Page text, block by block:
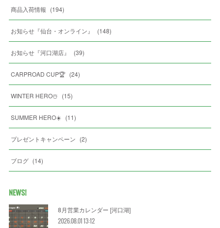
商品入荷情報 (194)
お知らせ『仙台・オンライン』 (148)
お知らせ『河口湖店』 (39)
CARPROAD CUP🏆 (24)
WINTER HERO☃️ (15)
SUMMER HERO☀️ (11)
プレゼントキャンペーン (2)
ブログ (14)
NEWS!
8月営業カレンダー [河口湖]
2026.08.01 13:12